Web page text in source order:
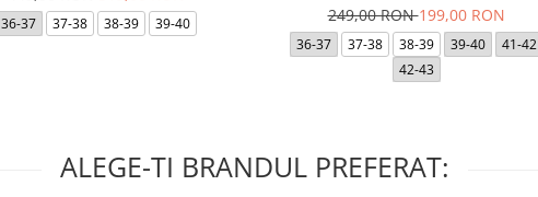
36-37 37-38 38-39 39-40 249,00 RON199,00 RON
36-37 37-38 38-39 39-40
41-42
42-43
ALEGE-TI BRANDUL PREFERAT: